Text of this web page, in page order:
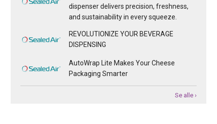
dispenser delivers precision, freshness,
and sustainability in every squeeze.
REVOLUTIONIZE YOUR BEVERAGE
DISPENSING
AutoWrap Lite Makes Your Cheese
Packaging Smarter
Se alle ›